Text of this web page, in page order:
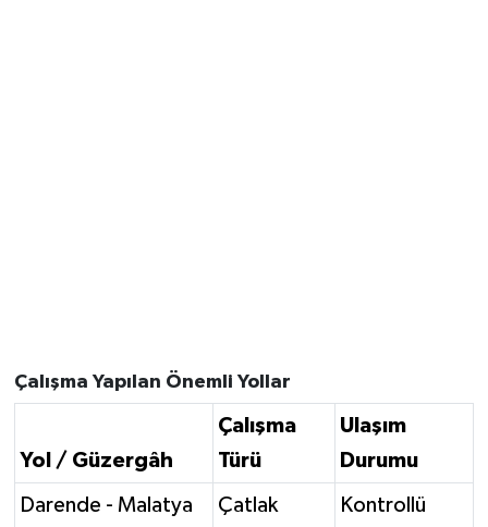
Çalışma Yapılan Önemli Yollar
Yol / Güzergâh
Çalışma
Türü
Ulaşım
Durumu
Darende - Malatya Çatlak Kontrollü